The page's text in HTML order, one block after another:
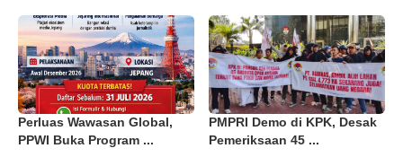
Perluas Wawasan Global,
PPWI Buka Program ...
PMPRI Demo di KPK, Desak
Pemeriksaan 45 ...